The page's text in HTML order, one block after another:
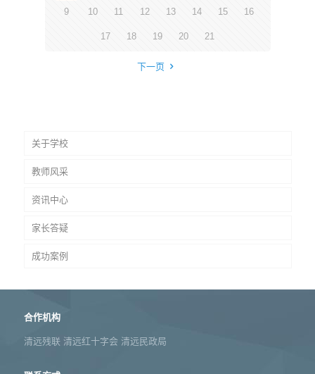
9 10 11 12 13 14 15 16
17 18 19 20 21
下一页
关于学校
教师风采
资讯中心
家长答疑
成功案例
合作机构
清远残联 清远红十字会 清远民政局